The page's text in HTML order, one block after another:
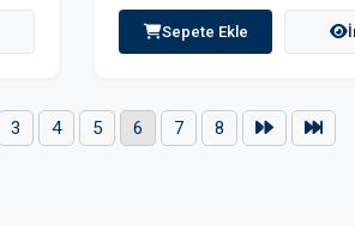
Sepete Ekle
3 4 5 6 7 8